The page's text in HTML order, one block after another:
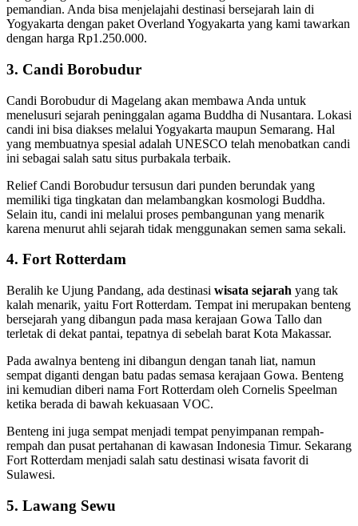
pemandian. Anda bisa menjelajahi destinasi bersejarah lain di
Yogyakarta dengan paket Overland Yogyakarta yang kami tawarkan
dengan harga Rp1.250.000.
3. Candi Borobudur
Candi Borobudur di Magelang akan membawa Anda untuk
menelusuri sejarah peninggalan agama Buddha di Nusantara. Lokasi
candi ini bisa diakses melalui Yogyakarta maupun Semarang. Hal
yang membuatnya spesial adalah UNESCO telah menobatkan candi
ini sebagai salah satu situs purbakala terbaik.
Relief Candi Borobudur tersusun dari punden berundak yang
memiliki tiga tingkatan dan melambangkan kosmologi Buddha.
Selain itu, candi ini melalui proses pembangunan yang menarik
karena menurut ahli sejarah tidak menggunakan semen sama sekali.
4. Fort Rotterdam
Beralih ke Ujung Pandang, ada destinasi wisata sejarah yang tak
kalah menarik, yaitu Fort Rotterdam. Tempat ini merupakan benteng
bersejarah yang dibangun pada masa kerajaan Gowa Tallo dan
terletak di dekat pantai, tepatnya di sebelah barat Kota Makassar.
Pada awalnya benteng ini dibangun dengan tanah liat, namun
sempat diganti dengan batu padas semasa kerajaan Gowa. Benteng
ini kemudian diberi nama Fort Rotterdam oleh Cornelis Speelman
ketika berada di bawah kekuasaan VOC.
Benteng ini juga sempat menjadi tempat penyimpanan rempah-
rempah dan pusat pertahanan di kawasan Indonesia Timur. Sekarang
Fort Rotterdam menjadi salah satu destinasi wisata favorit di
Sulawesi.
5. Lawang Sewu